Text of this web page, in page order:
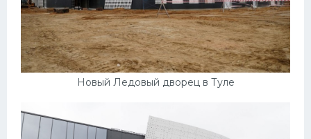
Новый Ледовый дворец в Туле